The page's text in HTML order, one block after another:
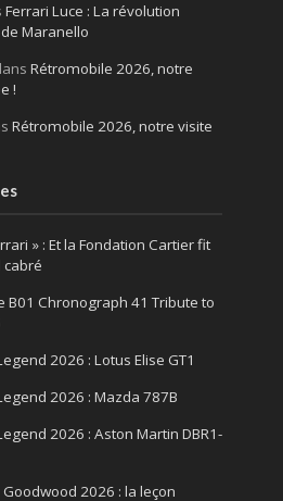
Ferrari Luce : La révolution
Maranello
Rétromobile 2026, notre
!
Rétromobile 2026, notre visite
» : Et la Fondation Cartier fit
cabré
B01 Chronograph 41 Tribute to
2026 : Lotus Elise GT1
2026 : Mazda 787B
2026 : Aston Martin DBR1-
2026 : la leçon